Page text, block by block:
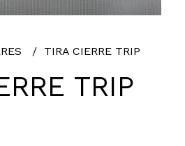
TIRA CIERRE TRIP
TRIP